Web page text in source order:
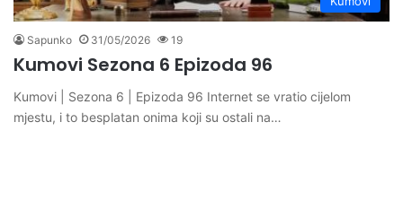
Sapunko 31/05/2026 19
Kumovi Sezona 6 Epizoda 96
Kumovi | Sezona 6 | Epizoda 96 Internet se vratio cijelom
mjestu, i to besplatan onima koji su ostali na…